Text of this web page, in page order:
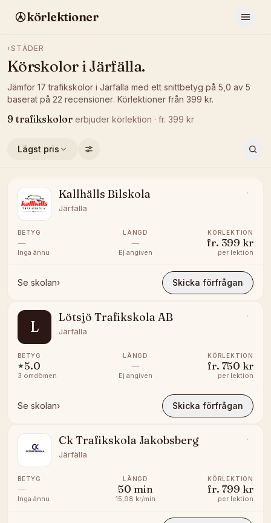
körlektioner
‹ STÄDER
Körskolor iJärfälla.
Jämför 17 trafikskolor i Järfälla med ett snittbetyg på 5,0 av 5
baserat på 22 recensioner. Körlektioner från 399 kr.
9 trafikskolor erbjuder körlektion · fr. 399 kr
Lägst pris
Kallhälls Bilskola
Järfälla
BETYG
—
Inga ännu
LÄNGD
—
Ej angiven
KÖRLEKTION
fr. 399 kr
per lektion
Se skolan› Skicka förfrågan
L
Lötsjö Trafikskola AB
Järfälla
BETYG
★5.0
3 omdömen
LÄNGD
—
Ej angiven
KÖRLEKTION
fr. 750 kr
per lektion
Se skolan› Skicka förfrågan
Ck Trafikskola Jakobsberg
Järfälla
BETYG
—
Inga ännu
LÄNGD
50 min
15,98 kr/min
KÖRLEKTION
fr. 799 kr
per lektion